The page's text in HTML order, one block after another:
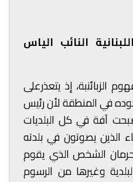
النائب الياس
الزبائنبة، إذ يتعذرعلى
في المنطقة لأن رئيس
آفة في كل البلديات
الذين يصوتون في بلدته
حرمان الشخص الذي يقوم
وغيرها من الرسوم